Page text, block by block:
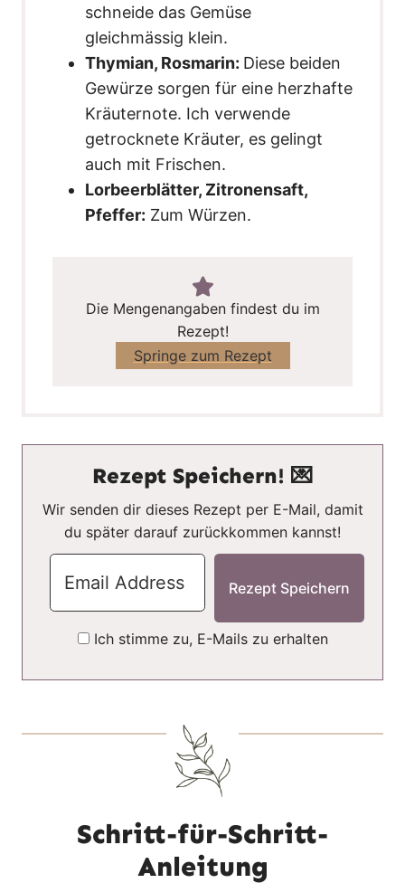
schneide das Gemüse
gleichmässig klein.
Thymian, Rosmarin: Diese beiden
Gewürze sorgen für eine herzhafte
Kräuternote. Ich verwende
getrocknete Kräuter, es gelingt
auch mit Frischen.
Lorbeerblätter, Zitronensaft,
Pfeffer: Zum Würzen.
Die Mengenangaben findest du im
Rezept!
Springe zum Rezept
Rezept Speichern! 💌
Wir senden dir dieses Rezept per E-Mail, damit
du später darauf zurückkommen kannst!
Ich stimme zu, E-Mails zu erhalten
Schritt-für-Schritt-
Anleitung